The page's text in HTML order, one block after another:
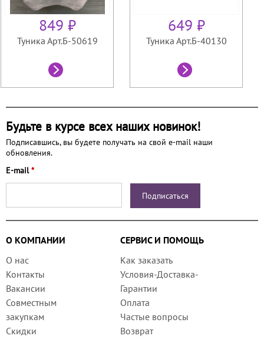
849 ₽
Туника Арт.Б-50619
649 ₽
Туника Арт.Б-40130
Будьте в курсе всех наших новинок!
Подписавшись, вы будете получать на свой e-mail наши
обновления.
E-mail*
О КОМПАНИИ
СЕРВИС И ПОМОЩЬ
О нас
Контакты
Вакансии
Совместным
закупкам
Скидки
Как заказать
Условия-Доставка-
Гарантии
Оплата
Частые вопросы
Возврат